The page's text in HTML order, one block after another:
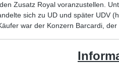
Zusatz Royal voranzustellen.
sich zu UD und später UDV
war der Konzern Barcardi,